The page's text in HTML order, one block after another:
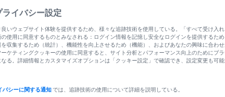
良いメガネの秘密。
ライバシー設定
良いウェブサイト体験を提供するため、様々な追跡技術を使用している。「すべて受け入
使用に同意するものとみなされる：ログイン情報を記憶し安全なログインを提供するた
収集するため（統計）、機能性を向上させるため（機能）、およびあなたの興味に合わ
ーケティングクッキーの使用に同意すると、サイト分析とパフォーマンス向上のためにブ
なる。詳細情報とカスタマイズオプションは「クッキー設定」で確認でき、設定変更も可
バシーに関する通知 では、追跡技術の使用について詳細を説明している。